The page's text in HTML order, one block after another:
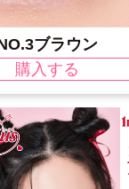
ブラウン
購入する